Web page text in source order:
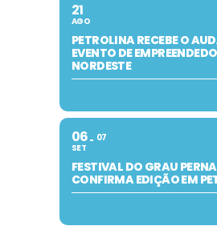
21
AGO
PETROLINA RECEBE O
EVENTO DE
NORDESTE
06
SET
07
FESTIVAL DO GRAU
CONFIRMA EDIÇÃO EM